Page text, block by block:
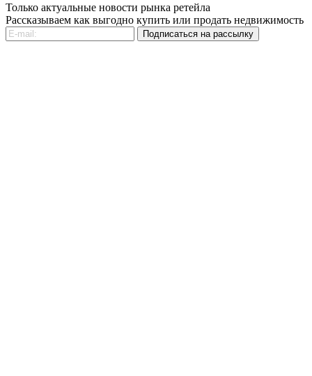
Только актуальные новости рынка ретейла
Рассказываем как выгодно купить или продать недвижимость